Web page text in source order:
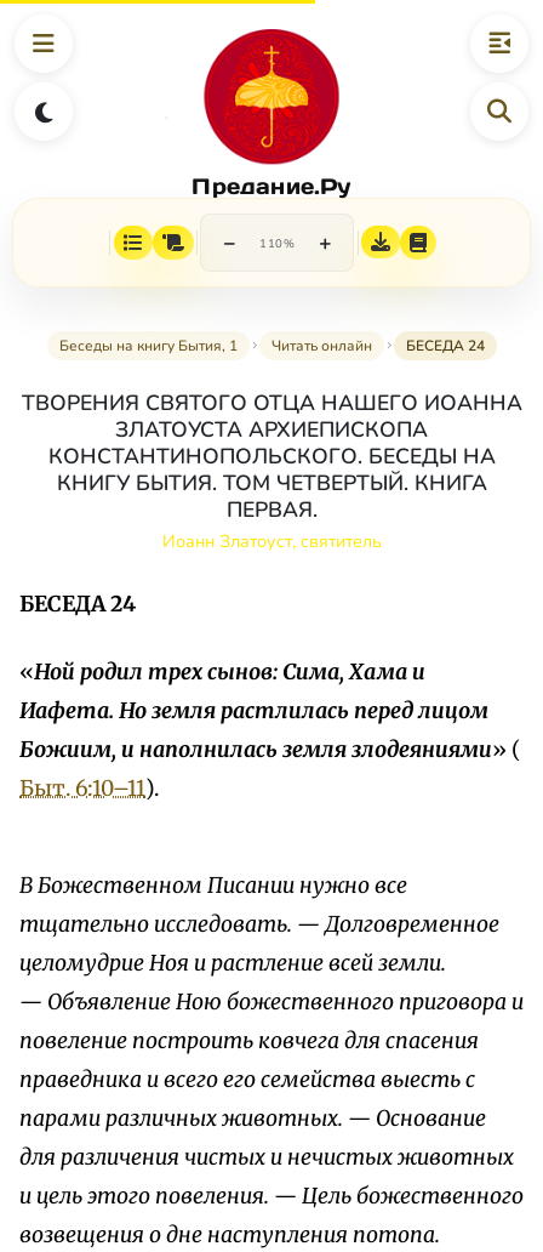
Предание.Ру
− 110% +
Беседы на книгу Бытия, 1 Читать онлайн БЕСЕДА 24
ТВОРЕНИЯ СВЯТОГО ОТЦА НАШЕГО ИОАННА
ЗЛАТОУСТА АРХИЕПИСКОПА
КОНСТАНТИНОПОЛЬСКОГО. БЕСЕДЫ НА
КНИГУ БЫТИЯ. ТОМ ЧЕТВЕРТЫЙ. КНИГА
ПЕРВАЯ.
Иоанн Златоуст, святитель
БЕСЕДА 24
«Ной родил трех сынов: Сима, Хама и
Иафета. Но земля растлилась перед лицом
Божиим, и наполнилась земля злодеяниями» (
Быт. 6:10–11).
В Божественном Писании нужно все
тщательно исследовать. — Долговременное
целомудрие Ноя и растление всей земли.
— Объявление Ною божественного приговора и
повеление построить ковчега для спасения
праведника и всего его семейства выесть с
парами различных животных. — Основание
для различения чистых и нечистых животных
и цель этого повеления. — Цель божественного
возвещения о дне наступления потопа.